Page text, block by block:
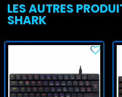
LES AUTRES
SHARK